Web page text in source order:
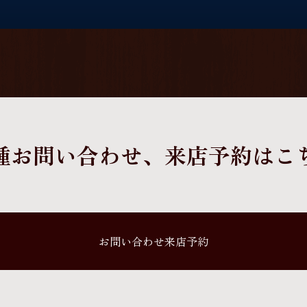
お問い合わせ、 来店予約はこ
お問い合わせ来店予約